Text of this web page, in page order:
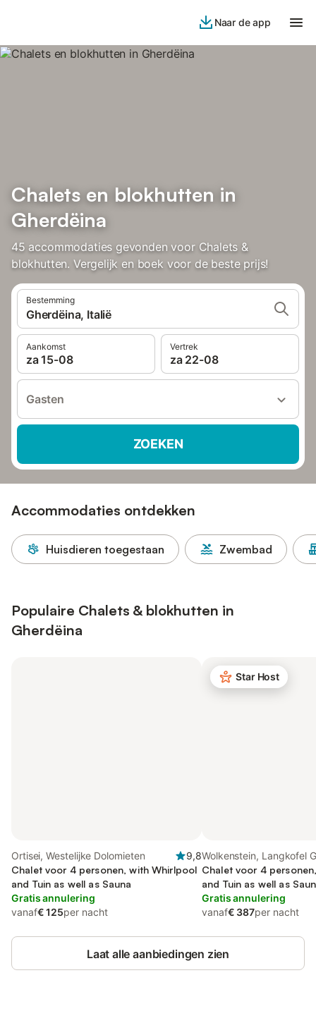
Naar de app
Chalets en blokhutten in
Gherdëina
45 accommodaties gevonden voor Chalets &
blokhutten. Vergelijk en boek voor de beste prijs!
Bestemming
Gherdëina, Italië
Aankomst
za 15-08
Vertrek
za 22-08
Gasten
ZOEKEN
Accommodaties ontdekken
Huisdieren toegestaan Zwembad
Populaire Chalets & blokhutten in
Gherdëina
Ortisei, Westelijke Dolomieten
9,8
Chalet voor 4 personen, with Whirlpool
and Tuin as well as Sauna
Gratis annulering
vanaf€ 125per nacht
Star Host
Wolkenstein, Langkofel
Chalet voor 4
and Tuin as well as
Gratis annulering
vanaf€ 387per nacht
Laat alle aanbiedingen zien